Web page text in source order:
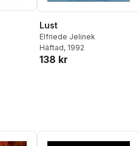
Lust
Elfriede Jelinek
Häftad, 1992
138 kr